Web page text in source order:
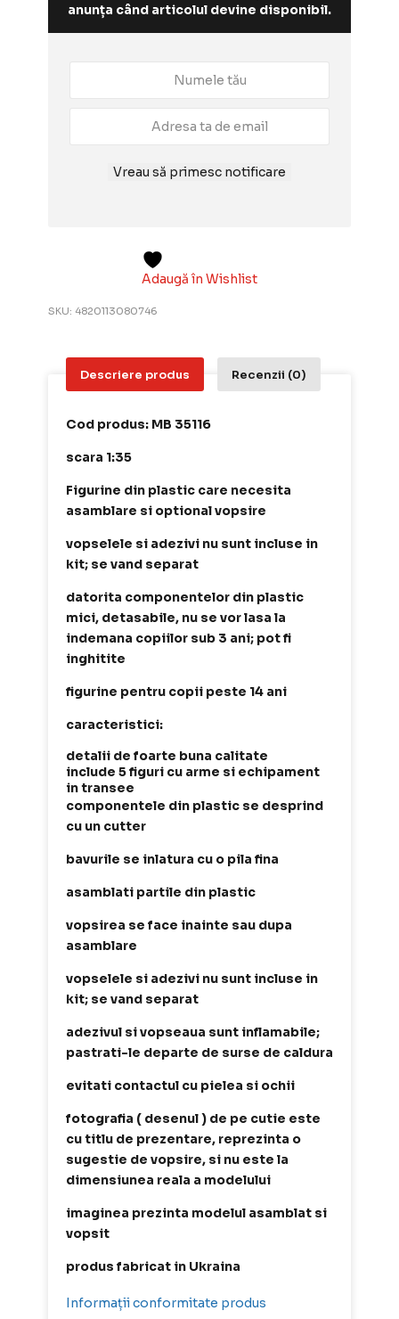
anunța când articolul devine disponibil.
Vreau să primesc notificare
Adaugă în Wishlist
SKU: 4820113080746
Descriere produs Recenzii (0)
Cod produs: MB 35116
scara 1:35
Figurine din plastic care necesita
asamblare si optional vopsire
vopselele si adezivi nu sunt incluse in
kit; se vand separat
datorita componentelor din plastic
mici, detasabile, nu se vor lasa la
indemana copiilor sub 3 ani; pot fi
inghitite
figurine pentru copii peste 14 ani
caracteristici:
detalii de foarte buna calitate
include 5 figuri cu arme si echipament
in transee
componentele din plastic se desprind
cu un cutter
bavurile se inlatura cu o pila fina
asamblati partile din plastic
vopsirea se face inainte sau dupa
asamblare
vopselele si adezivi nu sunt incluse in
kit; se vand separat
adezivul si vopseaua sunt inflamabile;
pastrati-le departe de surse de caldura
evitati contactul cu pielea si ochii
fotografia ( desenul ) de pe cutie este
cu titlu de prezentare, reprezinta o
sugestie de vopsire, si nu este la
dimensiunea reala a modelului
imaginea prezinta modelul asamblat si
vopsit
produs fabricat in Ukraina
Informații conformitate produs